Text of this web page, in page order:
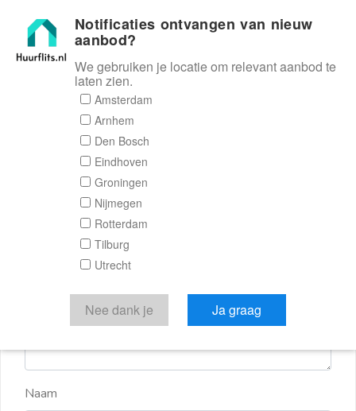
Huurflits
Reactieformulier
Huurflits
Verstuur je bericht
Door een bericht te sturen kom je in contact met de
aanbieder of makelaar van de woning.
Naam
Notificaties ontvangen van nieuw
aanbod?
We gebruiken je locatie om relevant aanbod te
laten zien.
Amsterdam
Arnhem
Den Bosch
Eindhoven
Groningen
Nijmegen
Rotterdam
Tilburg
Utrecht
Nee dank je Ja graag